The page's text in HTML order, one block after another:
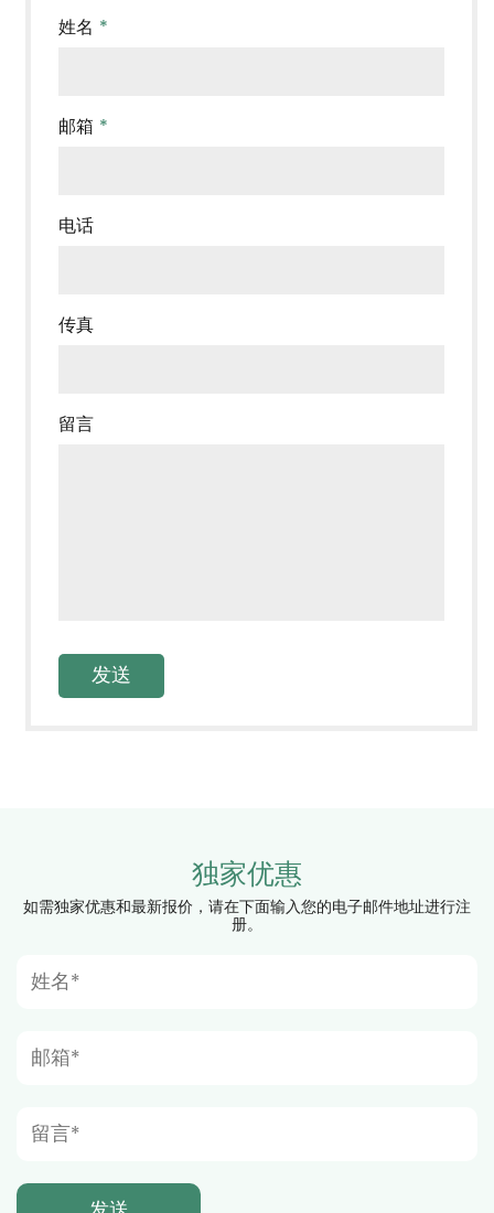
姓名 *
邮箱 *
电话
传真
留言
独家优惠
如需独家优惠和最新报价，请在下面输入您的电子邮件地址进行注
册。